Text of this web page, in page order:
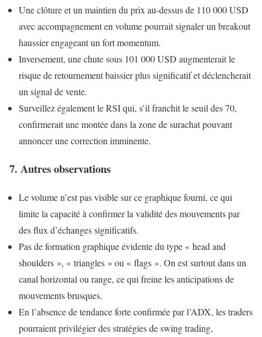
Une clôture et un maintien du prix au-dessus de 110 000 USD
avec accompagnement en volume pourrait signaler un breakout
haussier engageant un fort momentum.
Inversement, une chute sous 101 000 USD augmenterait le
risque de retournement baissier plus significatif et déclencherait
un signal de vente.
Surveillez également le RSI qui, s’il franchit le seuil des 70,
confirmerait une montée dans la zone de surachat pouvant
annoncer une correction imminente.
7. Autres observations
Le volume n’est pas visible sur ce graphique fourni, ce qui
limite la capacité à confirmer la validité des mouvements par
des flux d’échanges significatifs.
Pas de formation graphique évidente du type « head and
shoulders », « triangles » ou « flags ». On est surtout dans un
canal horizontal ou range, ce qui freine les anticipations de
mouvements brusques.
En l’absence de tendance forte confirmée par l’ADX, les traders
pourraient privilégier des stratégies de swing trading,